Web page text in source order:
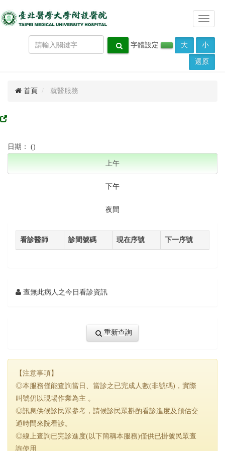
Toggle
字體設定
大 小
還原
首頁 就醫服務
日期： ()
上午
下午
夜間
看診醫師 診間號碼 現在序號 下一序號
查無此病人之今日看診資訊
重新查詢
【注意事項】
◎本服務僅能查詢當日、當診之已完成人數(非號碼)，實際
叫號仍以現場作業為主 。
◎訊息供候診民眾參考，請候診民眾斟酌看診進度及預估交
通時間來院看診。
◎線上查詢已完診進度(以下簡稱本服務)僅供已掛號民眾查
詢使用